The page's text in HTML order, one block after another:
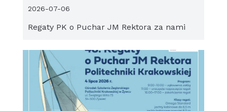
Regaty PK o Puchar JM Rektora za nami
2026-07-06